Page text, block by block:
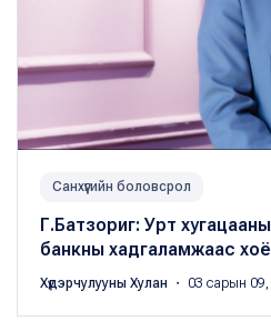
Санхүүгийн боловсрол
Г.Батзориг: Урт
банкны хадгаламжаас
Хүдэрчулууны Хулан ・ 03 сарын